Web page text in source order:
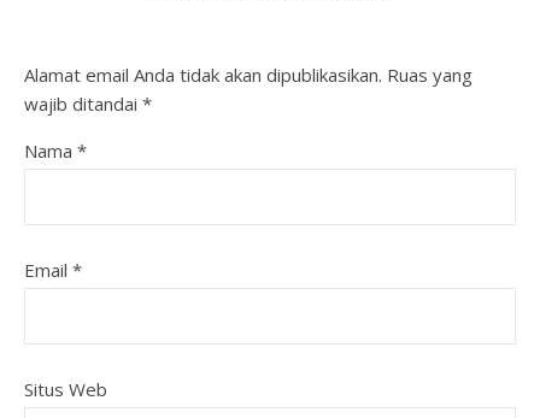
Alamat email Anda tidak akan dipublikasikan. Ruas yang
wajib ditandai *
Nama *
Email *
Situs Web